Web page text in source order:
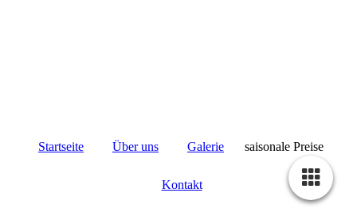
Startseite Über uns Galerie saisonale Preise
Kontakt